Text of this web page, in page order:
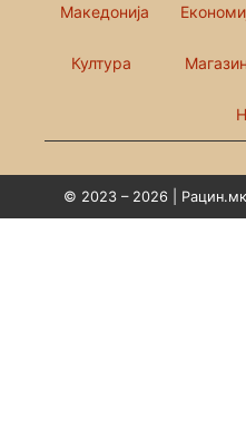
Македонија
Култура Магазин
© 2023 – 2026 |